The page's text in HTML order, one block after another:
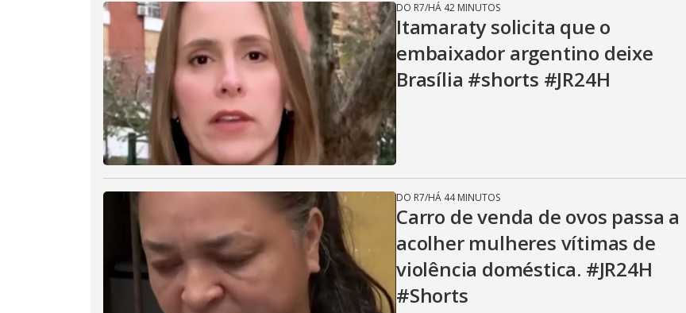
DO R7/HÁ 42 MINUTOS
Itamaraty solicita que o
embaixador argentino deixe
Brasília #shorts #JR24H
DO R7/HÁ 44 MINUTOS
Carro de venda de ovos passa a
acolher mulheres vítimas de
violência doméstica. #JR24H
#Shorts